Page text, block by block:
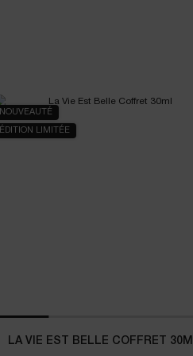
NOUVEAUTÉ
ÉDITION LIMITÉE
LA VIE EST BELLE COFFRET